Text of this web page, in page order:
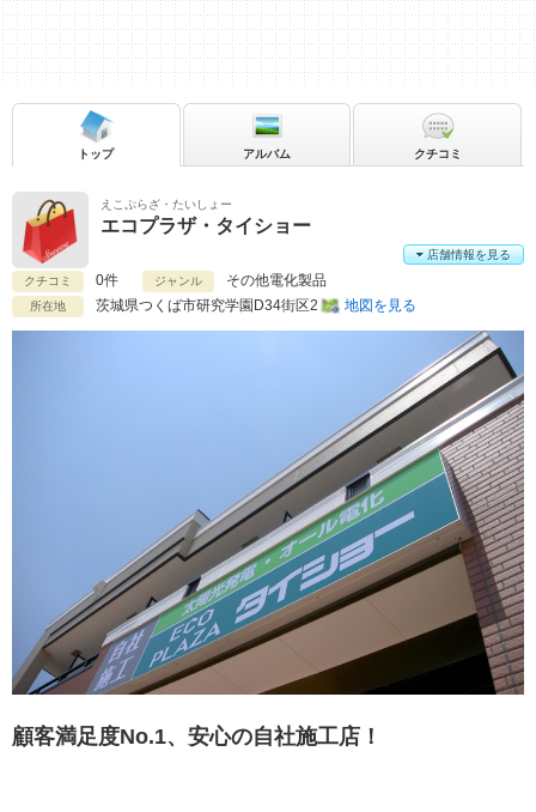
えこぷらざ・たいしょー
エコプラザ・タイショー
クチコミ 0件 ジャンル その他電化製品
所在地 茨城県つくば市研究学園D34街区2 地図を見る
店舗情報を見る
トップ アルバム クチコミ
顧客満足度No.1、安心の自社施工店！